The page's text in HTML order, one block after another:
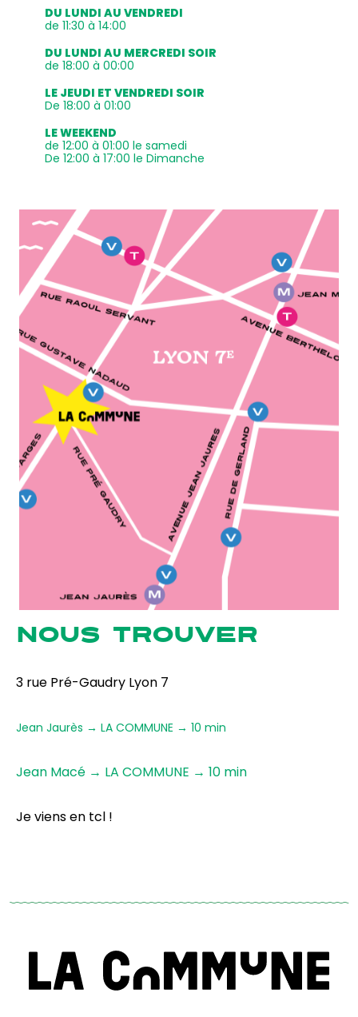
DU LUNDI AU VENDREDI
de 11:30 à 14:00
DU LUNDI AU MERCREDI SOIR
de 18:00 à 00:00
LE JEUDI ET VENDREDI SOIR
De 18:00 à 01:00
LE WEEKEND
de 12:00 à 01:00 le samedi
De 12:00 à 17:00 le Dimanche
NOUS TROUVER
3 rue Pré-Gaudry Lyon 7
Jean Jaurès → LA COMMUNE → 10 min
Jean Macé → LA COMMUNE → 10 min
Je viens en tcl !